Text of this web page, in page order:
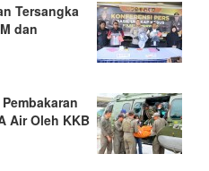
Tersangka
dan
Air Oleh KKB